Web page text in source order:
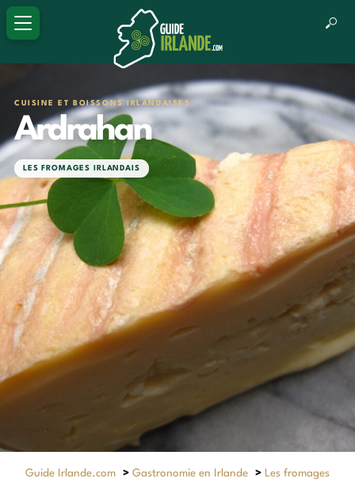
CUISINE ET BOISSONS IRLANDAISES
Ardrahan
LES FROMAGES IRLANDAIS
Guide Irlande.com > Gastronomie en Irlande > Les fromages